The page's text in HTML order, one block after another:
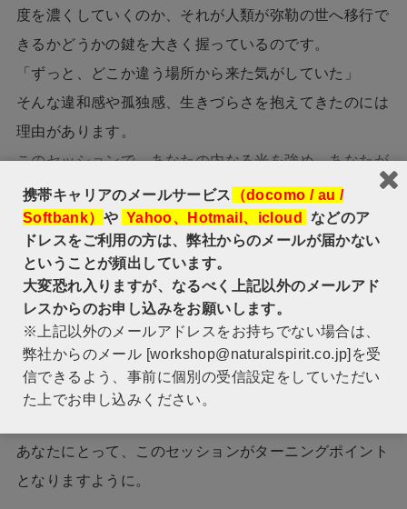
度を濃くしていくのか、それが人類が弥勒の世へ移行で
きるかどうかの鍵を大きく握っているのです。
​「ずっと、どこか違う場所から来た気がしていた」
そんな違和感や孤独感、生きづらさを抱えてきたのには
理由があります。
このセッションで、あなたの内なる光を強め、あなたが
果たすべき役割を果たしていけるよう、この宇宙の「光
の源意識」からあなたの魂の真実の情報を降ろしていき
ます。
このメッセージをここまで読んでくださったあなたは、
世の中や社会に翻弄される側の人ではありません。
自らが不動の光の柱となり、光の旗を降り、迷いや不安
の中にいる多くの人々に向けて、「光はこっちだ！」と
呼び掛け、希望へと導いていく人です。
あなたにとって、このセッションがターニングポイント
となりますように。
携帯キャリアのメールサービス （docomo / au /
Softbank） や Yahoo、Hotmail、icloud などのア
ドレスをご利用の方は、弊社からのメールが届かない
ということが頻出しています。
大変恐れ入りますが、なるべく上記以外のメールアド
レスからのお申し込みをお願いします。
※上記以外のメールアドレスをお持ちでない場合は、
弊社からのメール [workshop@naturalspirit.co.jp]を受
信できるよう、事前に個別の受信設定をしていただい
た上でお申し込みください。